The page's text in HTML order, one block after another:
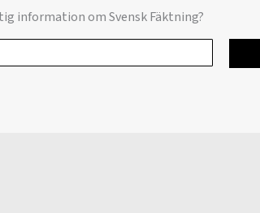
information om Svensk Fäktning?